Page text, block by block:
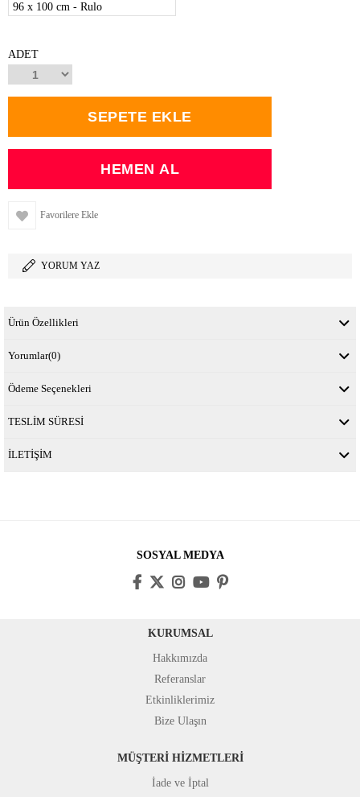
96 x 100 cm - Rulo
ADET
Favorilere Ekle
YORUM YAZ
Ürün Özellikleri
Yorumlar(0)
Ödeme Seçenekleri
TESLİM SÜRESİ
İLETİŞİM
SOSYAL MEDYA
KURUMSAL
Hakkımızda
Referanslar
Etkinliklerimiz
Bize Ulaşın
MÜŞTERİ HİZMETLERİ
İade ve İptal